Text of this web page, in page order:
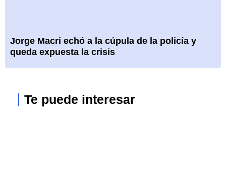
Jorge Macri echó a la cúpula de la policía y
queda expuesta la crisis
Te puede interesar